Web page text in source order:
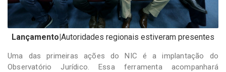
Lançamento|Autoridades regionais estiveram presentes
Uma das primeiras ações do NIC é a implantação do
Observatório Jurídico. Essa ferramenta acompanhará